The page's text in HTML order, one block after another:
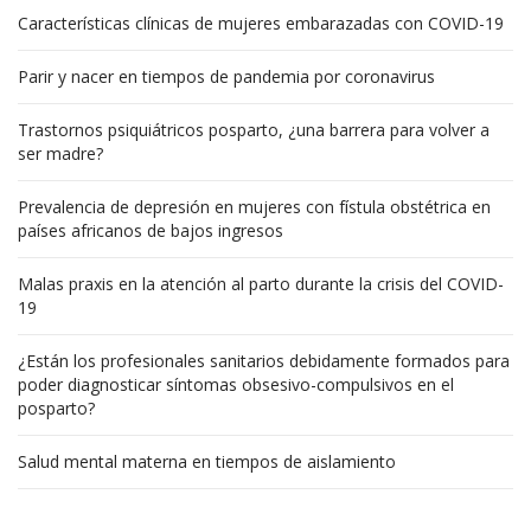
Características clínicas de mujeres embarazadas con COVID-19
Parir y nacer en tiempos de pandemia por coronavirus
Trastornos psiquiátricos posparto, ¿una barrera para volver a
ser madre?
Prevalencia de depresión en mujeres con fístula obstétrica en
países africanos de bajos ingresos
Malas praxis en la atención al parto durante la crisis del COVID-
19
¿Están los profesionales sanitarios debidamente formados para
poder diagnosticar síntomas obsesivo-compulsivos en el
posparto?
Salud mental materna en tiempos de aislamiento